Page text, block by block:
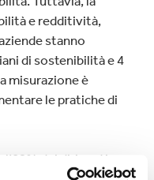
e redditività,
stanno
di sostenibilità e 4
misurazione è
le pratiche di
l’82% dei dirigenti